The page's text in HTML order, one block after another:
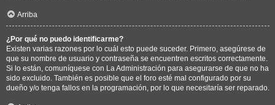
Arriba
¿Por qué no puedo identificarme?
Existen varias razones por lo cuál esto puede suceder. Primero, asegúrese de
que su nombre de usuario y contraseña se encuentren escritos correctamente.
Si lo están, comuníquese con La Administración para asegurarse de que no ha
sido excluido. También es posible que el foro esté mal configurado por su
dueño y/o tenga fallos en la programación, por lo que necesitaría ser reparado.